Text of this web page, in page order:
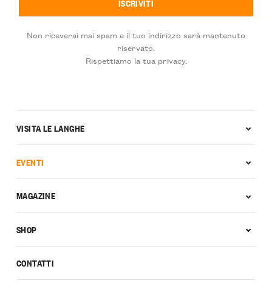
Non riceverai mai spam e il tuo indirizzo sarà mantenuto
riservato.
Rispettiamo la tua privacy.
CONTATTI
VISITA LE LANGHE
EVENTI
MAGAZINE
SHOP